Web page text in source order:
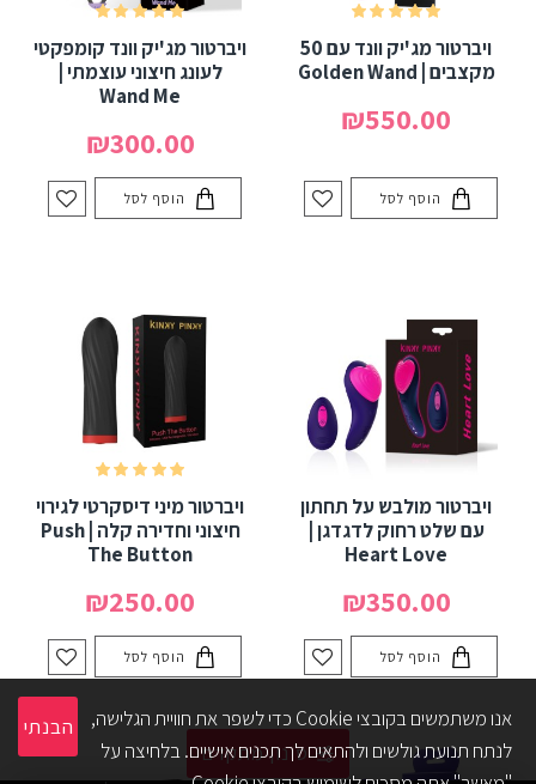
ויברטור מג'יק וונד עם 50
מקצבים | Golden Wand
₪550.00
הוסף לסל
ויברטור מג'יק וונד קומפקטי
לעונג חיצוני עוצמתי |
Wand Me
₪300.00
הוסף לסל
ויברטור מולבש על תחתון
עם שלט רחוק לדגדגן |
Heart Love
₪350.00
הוסף לסל
ויברטור מיני דיסקרטי לגירוי
חיצוני וחדירה קלה | Push
The Button
₪250.00
הוסף לסל
הבנתי
אנו משתמשים בקובצי Cookie כדי לשפר את חוויית הגלישה,
לנתח תנועת גולשים ולהתאים לך תכנים אישיים. בלחיצה על
סינון מתקדם